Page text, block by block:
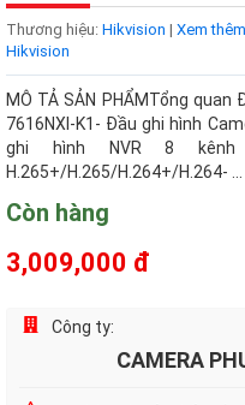
Thương hiệu: Hikvision | Xem
Hikvision
MÔ TẢ SẢN PHẨMTổng quan
7616NXI-K1- Đầu ghi hình
ghi hình NVR 8
H.265+/H.265/H.264+/H.264- ...
Còn hàng
3,009,000 đ
Công ty:
CAMERA